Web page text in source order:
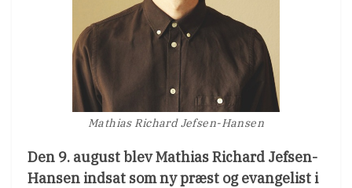
Mathias Richard Jefsen-Hansen
Den 9. august blev Mathias Richard Jefsen-
Hansen indsat som ny præst og evangelist i